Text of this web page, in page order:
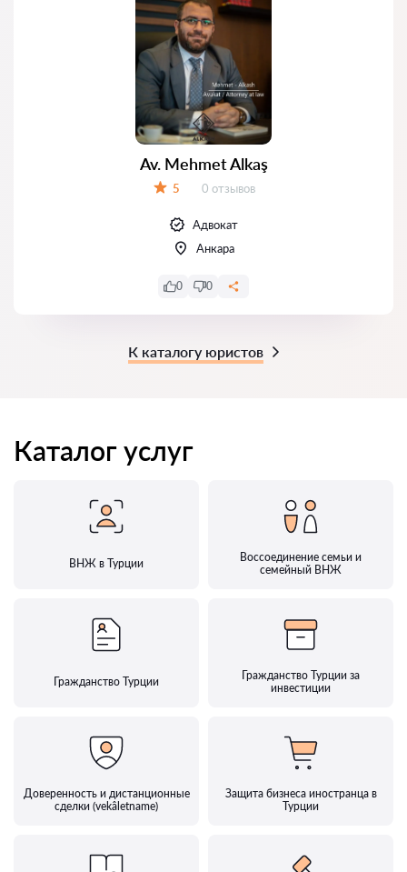
Av. Mehmet Alkaş
5 Отзывов:
0 отзывов
Адвокат
Анкара
0 0
К каталогу юристов
Каталог услуг
ВНЖ в Турции
Воссоединение семьи и
семейный ВНЖ
Гражданство Турции
Гражданство Турции за
инвестиции
Доверенность и дистанционные
сделки (vekâletname)
Защита бизнеса иностранца в
Турции